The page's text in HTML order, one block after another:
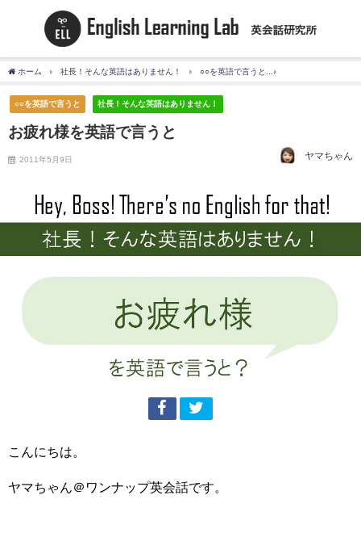
ホーム 社長！そんな英語はありません！ ○○を英語で言うと
○○を英語で言うと 社長！そんな英語はありません！
お疲れ様を英語で言うと
2011年5月9日 ヤマちゃん
こんにちは。
ヤマちゃん＠ワンナップ英会話です。